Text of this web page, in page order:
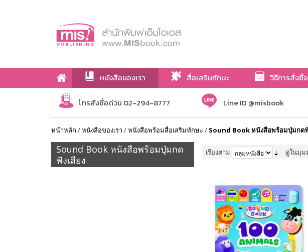
หนังสือของเรา สื่อเสริมทักษะ วิธีการสั่งซื้อ
เกี่ยวกับเรา
โทรสั่งซื้อด่วน 02-294-8777 Line ID @misbook
หน้าหลัก /หนังสือของเรา /หนังสือพร้อมสื่อเสริมทักษะ / Sound Book หนังสือพร้อมปุ่มกดฟั
Sound Book หนังสือพร้อมปุ่มกด
ฟังเสียง
เรียงตาม ดูในมุม